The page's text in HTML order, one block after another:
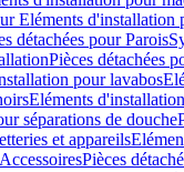
Eléments d'installation
détachées pour Parois
Pièces détachées
pour lavabos
Eléments
séparations de douche
et appareils
AccessoiresPièces